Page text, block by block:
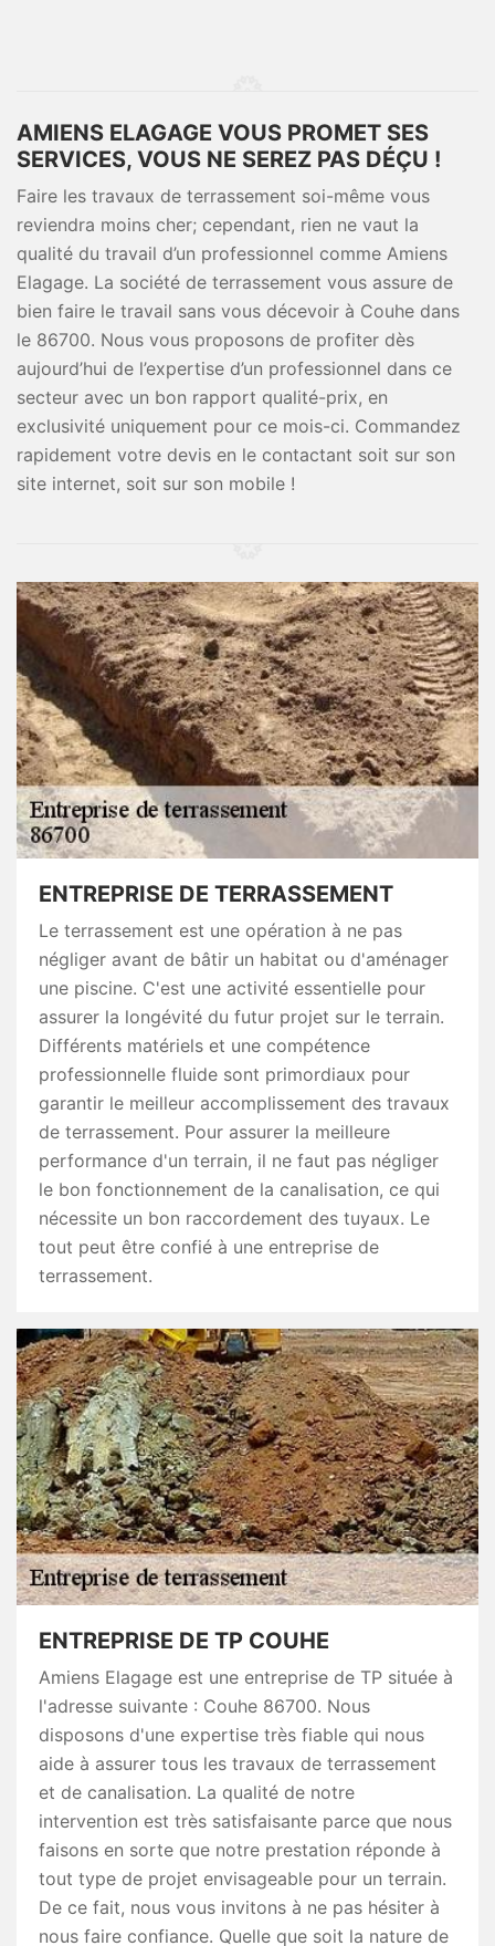
AMIENS ELAGAGE VOUS PROMET SES
SERVICES, VOUS NE SEREZ PAS DÉÇU !
Faire les travaux de terrassement soi-même vous
reviendra moins cher; cependant, rien ne vaut la
qualité du travail d’un professionnel comme Amiens
Elagage. La société de terrassement vous assure de
bien faire le travail sans vous décevoir à Couhe dans
le 86700. Nous vous proposons de profiter dès
aujourd’hui de l’expertise d’un professionnel dans ce
secteur avec un bon rapport qualité-prix, en
exclusivité uniquement pour ce mois-ci. Commandez
rapidement votre devis en le contactant soit sur son
site internet, soit sur son mobile !
ENTREPRISE DE TERRASSEMENT
Le terrassement est une opération à ne pas
négliger avant de bâtir un habitat ou d'aménager
une piscine. C'est une activité essentielle pour
assurer la longévité du futur projet sur le terrain.
Différents matériels et une compétence
professionnelle fluide sont primordiaux pour
garantir le meilleur accomplissement des travaux
de terrassement. Pour assurer la meilleure
performance d'un terrain, il ne faut pas négliger
le bon fonctionnement de la canalisation, ce qui
nécessite un bon raccordement des tuyaux. Le
tout peut être confié à une entreprise de
terrassement.
ENTREPRISE DE TP COUHE
Amiens Elagage est une entreprise de TP située à
l'adresse suivante : Couhe 86700. Nous
disposons d'une expertise très fiable qui nous
aide à assurer tous les travaux de terrassement
et de canalisation. La qualité de notre
intervention est très satisfaisante parce que nous
faisons en sorte que notre prestation réponde à
tout type de projet envisageable pour un terrain.
De ce fait, nous vous invitons à ne pas hésiter à
nous faire confiance. Quelle que soit la nature de